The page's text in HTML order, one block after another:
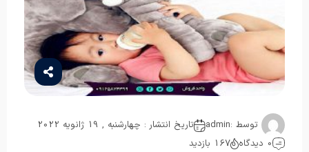
توسط :admin
تاریخ انتشار : چهارشنبه , 19 ژانویه 2022
0 دیدگاه
167 بازدید